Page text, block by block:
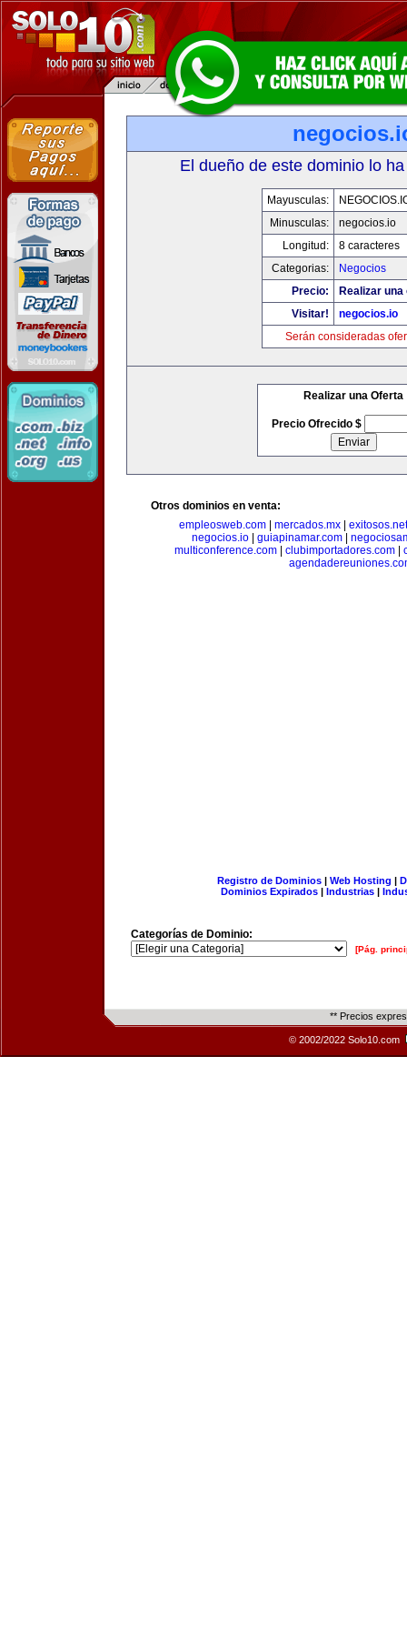
El dueño de este dominio lo
Mayusculas:
Minusculas:
negocios.io
Longitud:
8 caracteres
Categorias:
Negocios
Precio:
Realizar
Visitar!
negocios.io
Serán consideradas
Realizar una Oferta
Precio Ofrecido $
Otros dominios en venta:
empleosweb.com| mercados.mx| exitosos.net
negocios.io
guiapinamar.com
multiconference.com
clubimportadores.com
Registro de Dominios| Web Hosting |
Dominios Expirados | Industrias |
Categorías de Dominio:
[Pág.
** Precios
© 2002/2022 Solo10.com